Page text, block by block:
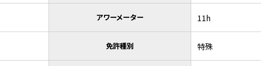
アワーメーター 11h
免許種別 特殊